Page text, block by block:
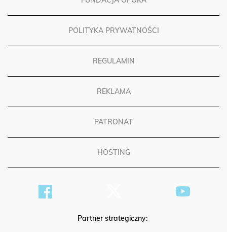
POLITYKA PRYWATNOŚCI
REGULAMIN
REKLAMA
PATRONAT
HOSTING
Partner strategiczny: